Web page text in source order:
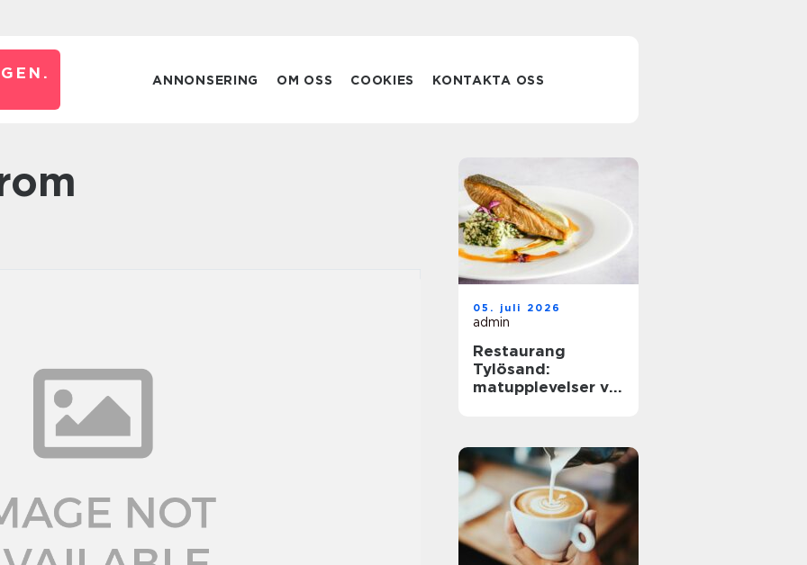
ANNONSERING OM OSS COOKIES KONTAKTA OSS
05. juli 2026
admin
Restaurang
Tylösand:
matupplevelser vid